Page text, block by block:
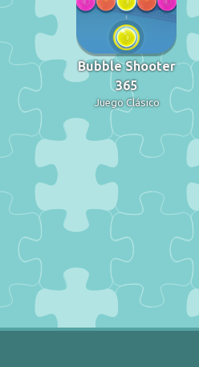
Bubble Shooter
365
Juego Clásico